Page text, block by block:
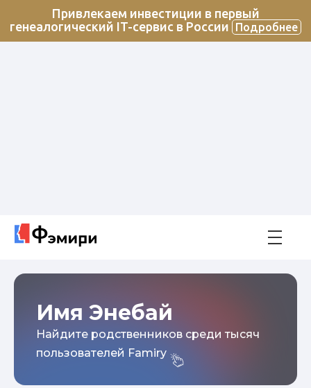
Привлекаем инвестиции в первый
генеалогический IT-сервис в России
Подробнее
Имя Энебай
Найдите родственников среди тысяч
пользователей Famiry